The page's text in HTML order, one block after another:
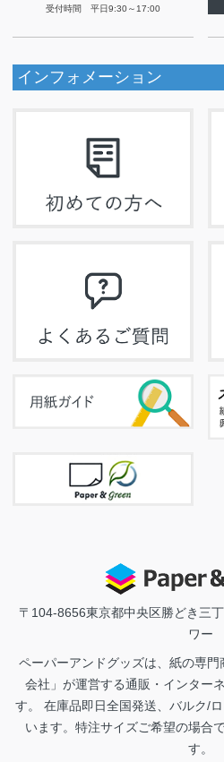
受付時間 平日9:30～17:00
インフォメーション
〒104-8656東京都中央区勝どき三
ワー
ペーパーアンドグッズは、紙の専
会社」が運営する通販・インター
す。 在庫品即日全国発送、バルク/
います。特注サイズご希望の場合
す。